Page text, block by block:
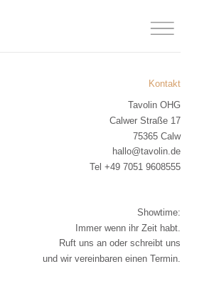
Kontakt
Tavolin OHG
Calwer Straße 17
75365 Calw
hallo@tavolin.de
Tel +49 7051 9608555
Showtime:
Immer wenn ihr Zeit habt.
Ruft uns an oder schreibt uns
und wir vereinbaren einen Termin.